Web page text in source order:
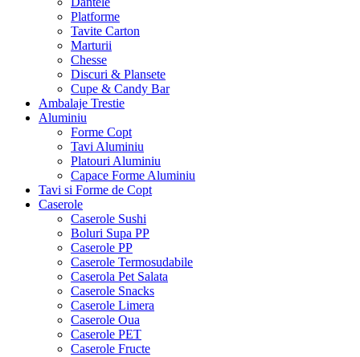
Platforme
Tavite Carton
Marturii
Chesse
Discuri & Plansete
Cupe & Candy Bar
Ambalaje Trestie
Aluminiu
Forme Copt
Tavi Aluminiu
Platouri Aluminiu
Capace Forme Aluminiu
Tavi si Forme de Copt
Caserole
Caserole Sushi
Boluri Supa PP
Caserole PP
Caserole Termosudabile
Caserola Pet Salata
Caserole Snacks
Caserole Limera
Caserole Oua
Caserole PET
Caserole Fructe